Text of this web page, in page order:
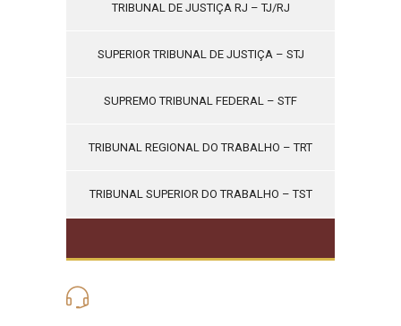
TRIBUNAL DE JUSTIÇA RJ – TJ/RJ
SUPERIOR TRIBUNAL DE JUSTIÇA – STJ
SUPREMO TRIBUNAL FEDERAL – STF
TRIBUNAL REGIONAL DO TRABALHO – TRT
TRIBUNAL SUPERIOR DO TRABALHO – TST